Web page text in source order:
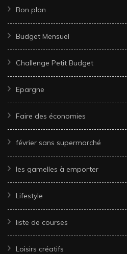
Bon plan
Budget Mensuel
Challenge Petit Budget
Epargne
Faire des économies
février sans supermarché
les gamelles à emporter
Lifestyle
liste de courses
Loisirs créatifs